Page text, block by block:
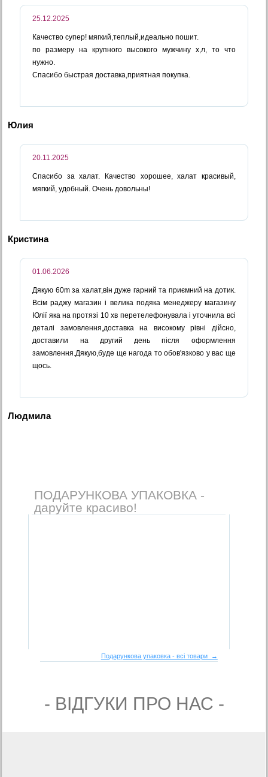
25.12.2025
Качество супер! мягкий,теплый,идеально пошит.
по размеру на крупного высокого мужчину х,л, то что
нужно.
Спасибо быстрая доставка,приятная покупка.
Юлия
20.11.2025
Спасибо за халат. Качество хорошее, халат красивый,
мягкий, удобный. Очень довольны!
Кристина
01.06.2026
Дякую 60m за халат,він дуже гарний та приємний на дотик.
Всім раджу магазин і велика подяка менеджеру магазину
Юлії яка на протязі 10 хв перетелефонувала і уточнила всі
деталі замовлення,доставка на високому рівні дійсно,
доставили на другий день після оформлення
замовлення.Дякую,буде ще нагода то обов'язково у вас ще
щось.
Людмила
ПОДАРУНКОВА УПАКОВКА -
даруйте красиво!
Подарункова упаковка - всі товари →
- ВIДГУКИ ПРО НАС -